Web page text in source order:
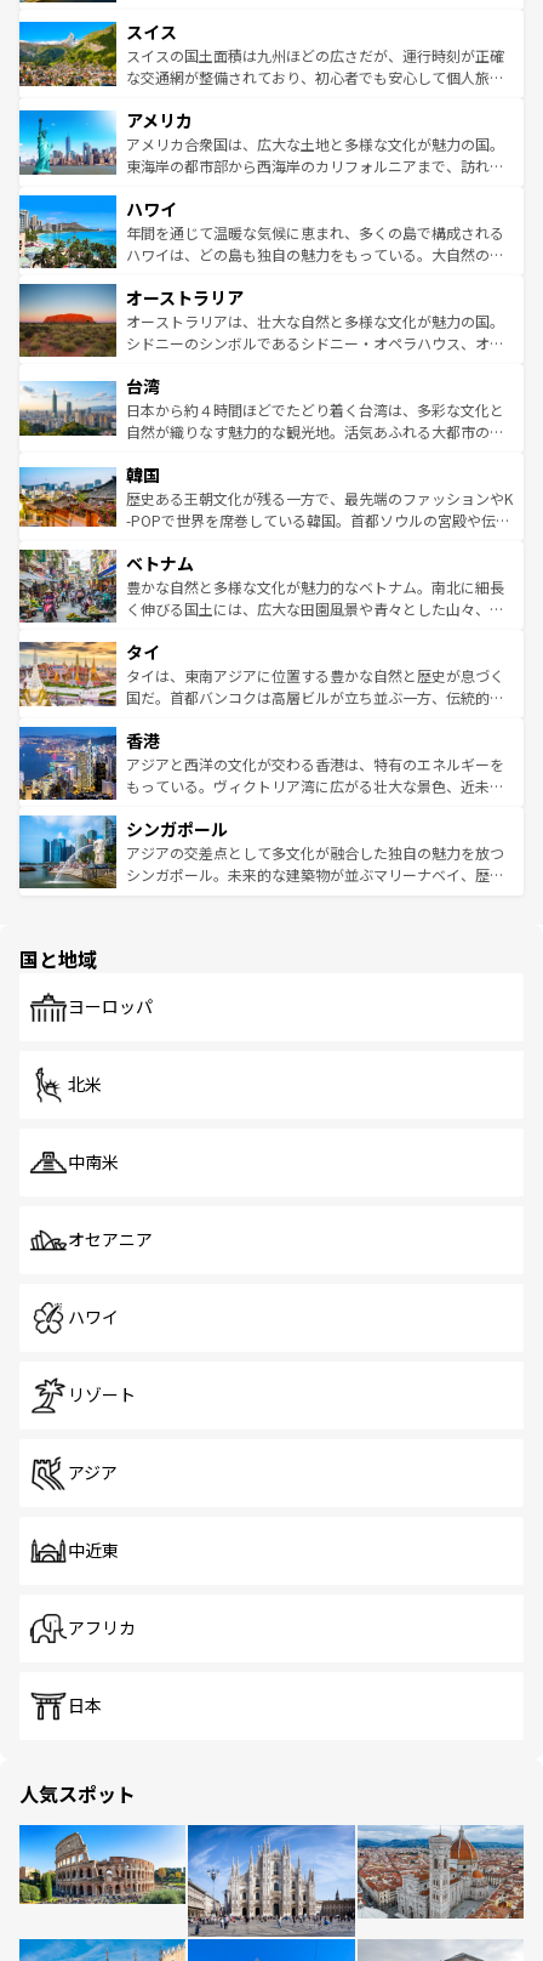
れる地方に足を運ぶとそれぞれで全く異なる文化を体験で
きるだろう。 なお、新着のフランス情報はコンテンツ一覧
を参照してほしい。
は、お酒好きな人にはぜひ体験してほしい。 なお、新着の
ドイツ情報はコンテンツ一覧を参照してほしい。
リアごとに異なる魅力がある。また、優雅なアフタヌーン
ティー、ビール好きにはたまらない英国パブ、サッカー観
戦など、本場だからこそできる体験も豊富。イギリスを旅
ンツ一覧を参照してほしい。
スイス
スイスの国土面積は九州ほどの広さだが、運行時刻が正確
な交通網が整備されており、初心者でも安心して個人旅行
の建物がそのまま残る町や、スイスならではのユニークな
博物館もあり、アルプス観光だけでなく町歩きも満喫する
ことができる。国民の所得が高いため物価も高いが、旅行
ば市内交通費無料で観光を楽しむこともできる。 なお、新
着のスイス情報はコンテンツ一覧 を参照してほしい。
アメリカ
アメリカ合衆国は、広大な土地と多様な文化が魅力の国。
東海岸の都市部から西海岸のカリフォルニアまで、訪れる
のような巨大都市は、観光、ショッピング、エンターテイ
ンメントが詰まった刺激的なスポットだ。一方、アメリカ
西部には大自然が広がり、グランドキャニオンやイエロー
部のニューオーリンズでは、音楽と美食が融合した独特の
文化が魅力。旅行者はアメリカの各地域で異なる魅力を楽
しみながら、その多様性と豊かな歴史を感じることができ
ならではの贅沢な旅のスタイルだ。 なお、新着のアメリカ
情報はコンテンツ一覧を参照してほしい。
ハワイ
年間を通じて温暖な気候に恵まれ、多くの島で構成される
ハワイは、どの島も独自の魅力をもっている。大自然の神
ワイ島は見逃せない。また、定番の観光地といえばオアフ
島だが、静かな自然を求めるならマウイ島やカウアイ島が
おすすめ。エメラルドグリーンに輝く海をはじめ、豊かな
れるおもてなしの心で訪れる人々を迎えてくれるハワイの
人々、おいしいローカルフードやハワイアンミュージッ
ク、伝統的なフラダンスなど、すべてがハワイの魅力を彩
ワイを、存分に味わってほしい。 なお、新着のハワイ情報
はコンテンツ一覧を参照してほしい。
オーストラリア
オーストラリアは、壮大な自然と多様な文化が魅力の国。
シドニーのシンボルであるシドニー・オペラハウス、オー
リアリーフや大陸中央部にそびえるウルル（エアーズロッ
ク）、タスマニアの美しい原生林やケアンズの熱帯雨林な
ど、見どころがたくさん。また、カフェやワイン、オージ
いる。アクティビティも充実しており、サーフィンやダイ
ビング、ハイキングなど、アウトドア好きにはたまらな
い。オーストラリアの多彩な魅力を存分に味わいつくそ
参照してほしい。
台湾
日本から約４時間ほどでたどり着く台湾は、多彩な文化と
自然が織りなす魅力的な観光地。活気あふれる大都市の台
ン）、静ひつな山岳地帯である台湾東部など、都市の喧騒
と山間の静けさが共存しており、訪れる人に新しい発見と
驚きをもたらしてくれる。また、奥深い台湾の食文化も魅
容にもいいと評判のスイーツなど、バラエティ豊かな料理
が味わえる。 なお、新着の台湾情報は コンテンツ一覧を参
照してほしい。
韓国
歴史ある王朝文化が残る一方で、最先端のファッションやK
-POPで世界を席巻している韓国。首都ソウルの宮殿や伝統
き、地方に足を延ばせば四季折々の自然美を楽しむことが
できる。そして、キムチや焼肉、絶品のストリートフード
まで、さまざまな韓国料理が待っている。夜には、韓国な
リティに包まれながら、韓国の多彩な魅力を心ゆくまで味
わってみてほしい。 なお、新着の韓国情報はコンテンツ一
覧を参照してほしい。
ベトナム
豊かな自然と多様な文化が魅力的なベトナム。南北に細長
く伸びる国土には、広大な田園風景や青々とした山々、世
急速な発展と共に伝統が息づく。ハノイの古い町並みやホ
ーチミン市のフランス統治時代の建物も、独特の雰囲気を
醸し出している。また、バラエティの豊かさとおいしさで
とつ。フォーやバインミー、ベトナムコーヒーなどは、ぜ
ひ現地で味わいたい。どの地域を訪れてもあたたかい人々
が旅行者を迎えてくれるので、きっと忘れられない旅にな
参照してほしい。
タイ
タイは、東南アジアに位置する豊かな自然と歴史が息づく
国だ。首都バンコクは高層ビルが立ち並ぶ一方、伝統的な
の活気が交差している。北部ではチェンマイなどの山岳地
帯で自然と触れ合い、南部ではプーケットやクラビの美し
いビーチでリゾート気分を楽しむことができる。タイ料理
激する。気候は一年中温暖で、どの季節にも異なる楽しみ
が待っている。親しみやすいタイの人々、仏教を中心とし
た文化、そして多様な観光資源が、訪れる旅人を魅了し続
香港
アジアと西洋の文化が交わる香港は、特有のエネルギーを
もっている。ヴィクトリア湾に広がる壮大な景色、近未来
み、どこを訪れても感動するはず。観光スポットが密集し
ており、効率よく見どころを回れるのも魅力。息をのむよ
うな絶景から文化的な体験まで、香港を存分に楽しみ尽く
シンガポール
アジアの交差点として多文化が融合した独自の魅力を放つ
シンガポール。未来的な建築物が並ぶマリーナベイ、歴史
で、ホーカーズは地元の風情を楽しめる外せないスポット
国と地域
ヨーロッパ
北米
中南米
オセアニア
ハワイ
リゾート
アジア
中近東
アフリカ
日本
人気スポット